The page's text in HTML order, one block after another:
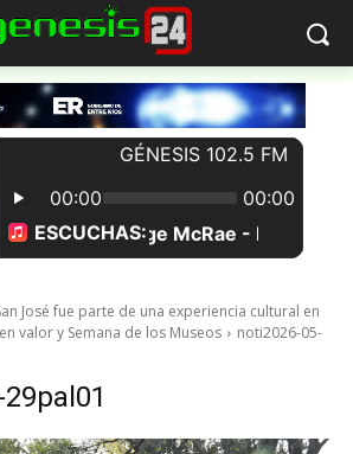
José fue parte de una experiencia cultural en
valor y Semana de los Museos
noti2026-05-